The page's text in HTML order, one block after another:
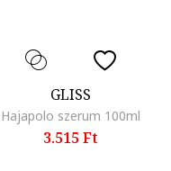
GLISS
Hajapolo szerum 100ml
3.515 Ft